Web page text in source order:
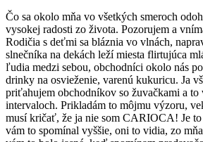
Čo sa okolo mňa vo všetkých smeroch
vysokej radosti zo života. Pozorujem a
Rodičia s deťmi sa bláznia vo vlnách,
slnečníka na dekách leží miesta flirtujúca
ľudia medzi sebou, obchodníci okolo nás
drinky na osvieženie, varenú kukuricu. Ja
priťahujem obchodníkov so žuvačkami a to
intervaloch. Prikladám to môjmu výzoru,
musí kričať, že ja nie som CARIOCA! Je to
vám to spomínal vyššie, oni to vidia, zo